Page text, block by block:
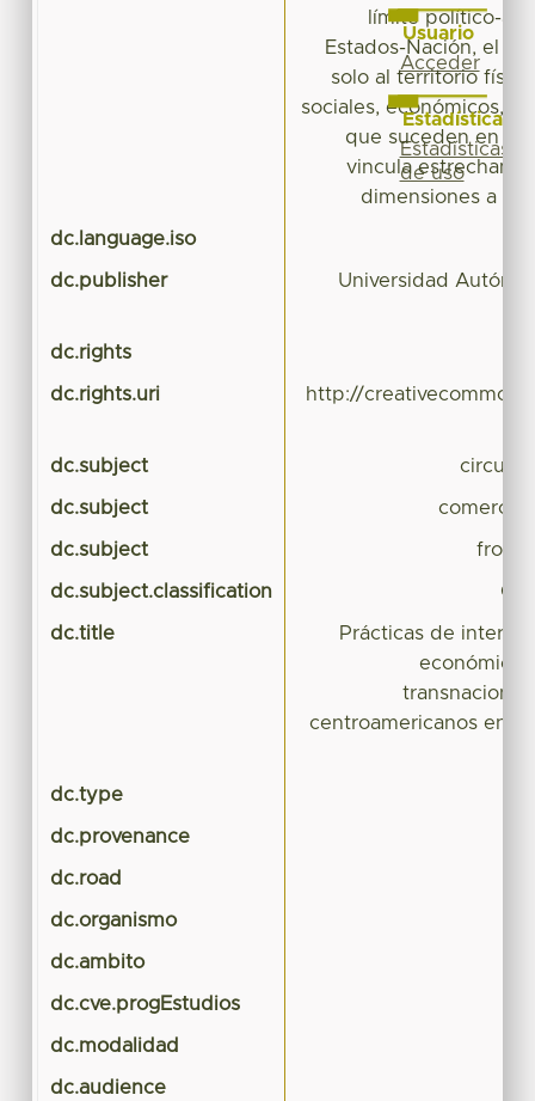
límite político-
Estados-Nación, el
solo al territorio
sociales, económicos,
que suceden en
vincula
dimensiones a
dc.language.iso
dc.publisher Universidad
dc.rights
dc.rights.uri http://
dc.subject
dc.subject comercio
dc.subject
dc.subject.classification
dc.title
Prácticas de
transnacional
centroamericanos en
dc.type
dc.provenance
dc.road
dc.organismo
dc.ambito
dc.cve.progEstudios
dc.modalidad
dc.audience
Usuario
Acceder
Estadísticas
Estadísticas
de uso